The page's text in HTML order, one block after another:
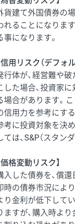
貨建て外国債券の
れることになりま
事になります。
信用リスク（デフォ
行体が、経営難や破
した場合、投資家
場合があります。
信用力を参考にす
考に投資対象を決
ては、S&P（スタン
価格変動リスク】
入した債券を、償
時の債券市況によ
り金利が低下して
ますが、購入時よ